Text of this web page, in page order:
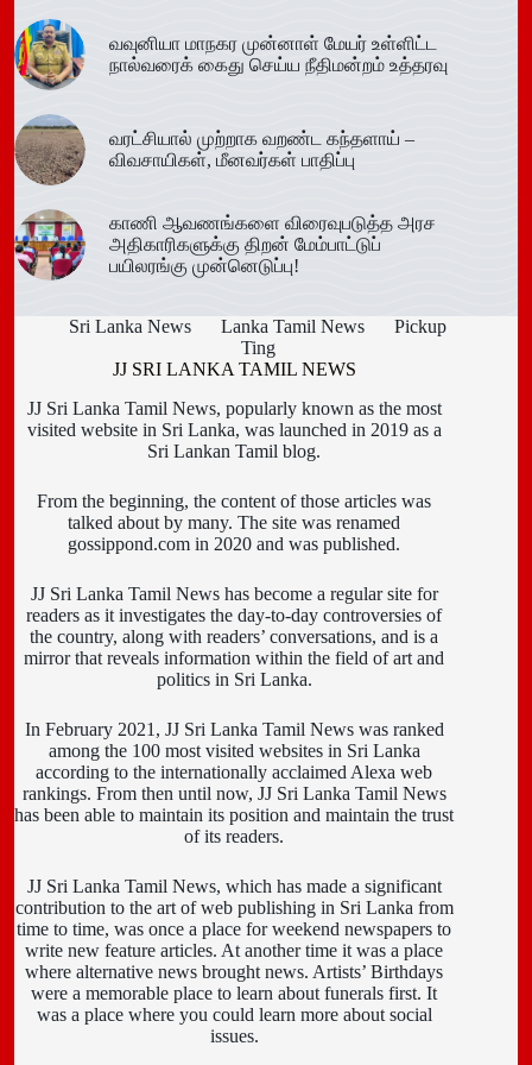
வவுனியா மாநகர முன்னாள் மேயர் உள்ளிட்ட
நால்வரைக் கைது செய்ய நீதிமன்றம் உத்தரவு
வரட்சியால் முற்றாக வறண்ட கந்தளாய் –
விவசாயிகள், மீனவர்கள் பாதிப்பு
காணி ஆவணங்களை விரைவுபடுத்த அரச
அதிகாரிகளுக்கு திறன் மேம்பாட்டுப்
பயிலரங்கு முன்னெடுப்பு!
Sri Lanka News Lanka Tamil News
Pickup
Ting
JJ SRI LANKA TAMIL NEWS
JJ Sri Lanka Tamil News, popularly known as the most
visited website in Sri Lanka, was launched in 2019 as a
Sri Lankan Tamil blog.
From the beginning, the content of those articles was
talked about by many. The site was renamed
gossippond.com in 2020 and was published.
JJ Sri Lanka Tamil News has become a regular site for
readers as it investigates the day-to-day controversies of
the country, along with readers’ conversations, and is a
mirror that reveals information within the field of art and
politics in Sri Lanka.
In February 2021, JJ Sri Lanka Tamil News was ranked
among the 100 most visited websites in Sri Lanka
according to the internationally acclaimed Alexa web
rankings. From then until now, JJ Sri Lanka Tamil News
has been able to maintain its position and maintain the trust
of its readers.
JJ Sri Lanka Tamil News, which has made a significant
contribution to the art of web publishing in Sri Lanka from
time to time, was once a place for weekend newspapers to
write new feature articles. At another time it was a place
where alternative news brought news. Artists’ Birthdays
were a memorable place to learn about funerals first. It
was a place where you could learn more about social
issues.